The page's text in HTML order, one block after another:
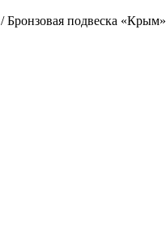
/ Бронзовая подвеска «Крым»